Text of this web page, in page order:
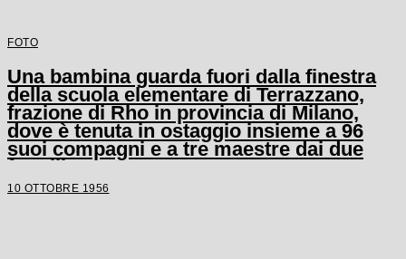
FOTO
Una bambina guarda fuori dalla finestra
della scuola elementare di Terrazzano,
frazione di Rho in provincia di Milano,
dove è tenuta in ostaggio insieme a 96
suoi compagni e a tre maestre dai due
fratelli Santato
10 OTTOBRE 1956